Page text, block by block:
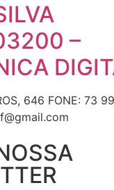
–
646 FONE: 73